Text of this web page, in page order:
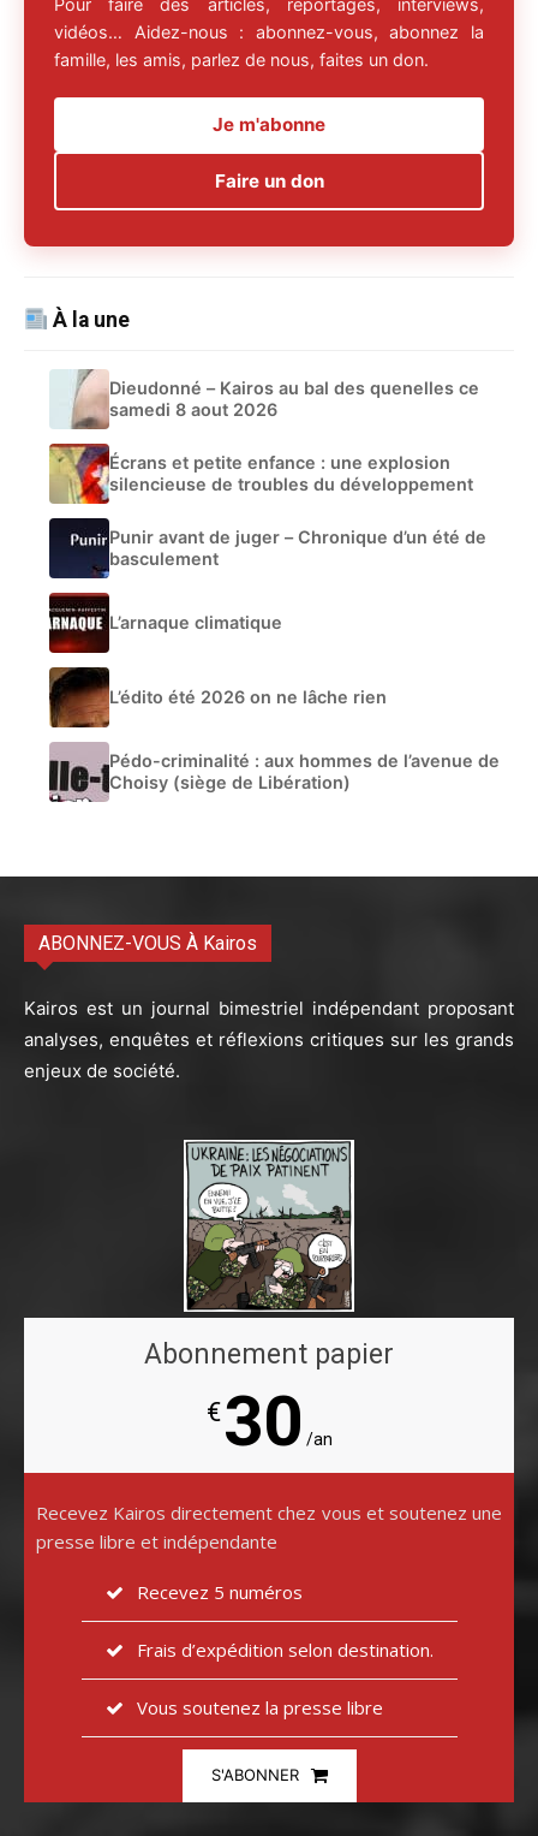
Pour faire des articles, reportages, interviews,
vidéos… Aidez-nous : abonnez-vous, abonnez la
famille, les amis, parlez de nous, faites un don.
Je m'abonne
Faire un don
À la une
Dieudonné – Kairos au bal des quenelles ce
samedi 8 aout 2026
Écrans et petite enfance : une explosion
silencieuse de troubles du développement
Punir avant de juger – Chronique d’un été de
basculement
L’arnaque climatique
L’édito été 2026 on ne lâche rien
Pédo-criminalité : aux hommes de l’avenue de
Choisy (siège de Libération)
ABONNEZ-VOUS À Kairos
Kairos est un journal bimestriel indépendant proposant
analyses, enquêtes et réflexions critiques sur les grands
enjeux de société.
Abonnement papier
€30 /an
Recevez Kairos directement chez vous et soutenez une
presse libre et indépendante
Recevez 5 numéros
Frais d’expédition selon destination.
Vous soutenez la presse libre
S'ABONNER